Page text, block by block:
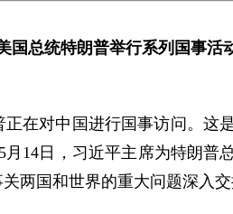
国总统特朗普举行系列国事
在对中国进行国事访问。这
14日，习近平主席为特朗普
两国和世界的重大问题深入交